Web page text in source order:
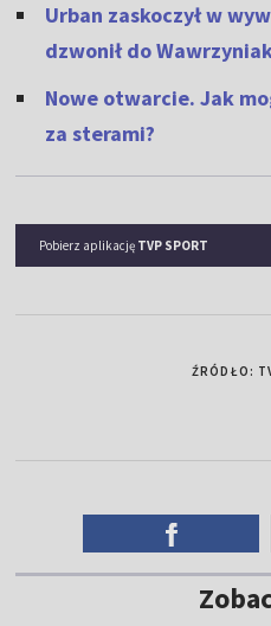
Urban zaskoczył w
dzwonił do
Nowe otwarcie. Jak
za sterami?
Pobierz aplikację TVP SPORT
ŹRÓDŁO: